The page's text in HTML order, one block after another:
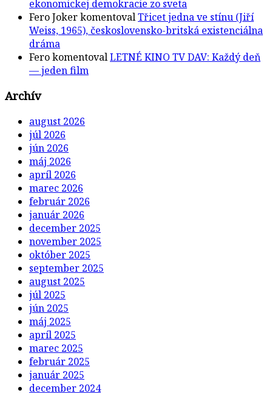
ekonomickej demokracie zo sveta
Fero JokerkomentovalTřicet jedna ve stínu (Jiří
Weiss, 1965), československo-britská existenciálna
dráma
FerokomentovalLETNÉ KINO TV DAV: Každý deň
— jeden film
Archív
august 2026
júl 2026
jún 2026
máj 2026
apríl 2026
marec 2026
február 2026
január 2026
december 2025
november 2025
október 2025
september 2025
august 2025
júl 2025
jún 2025
máj 2025
apríl 2025
marec 2025
február 2025
január 2025
december 2024